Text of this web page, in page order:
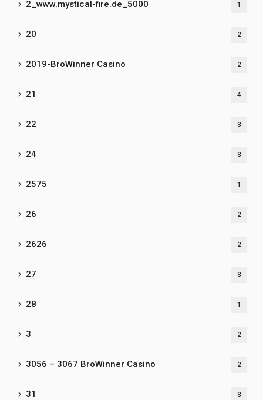
2_www.mystical-fire.de_5000 1
20 2
2019-BroWinner Casino 2
21 4
22 3
24 3
2575 1
26 2
2626 2
27 3
28 1
3 2
3056 – 3067 BroWinner Casino 2
31 3